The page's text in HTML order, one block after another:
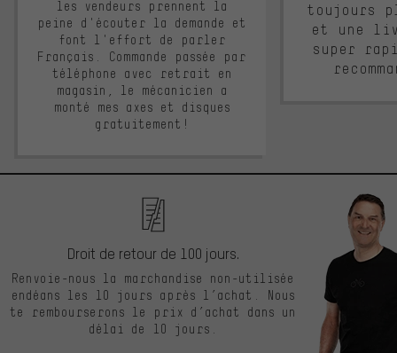
les vendeurs prennent la
peine d'écouter la demande et
font l'effort de parler
Français. Commande passée par
téléphone avec retrait en
magasin, le mécanicien a
monté mes axes et disques
gratuitement!
toujours
et une
super
Droit de retour de 100 jours.
Renvoie-nous la marchandise non-utilisée
endéans les 10 jours après l’achat. Nous
te rembourserons le prix d’achat dans un
délai de 10 jours.